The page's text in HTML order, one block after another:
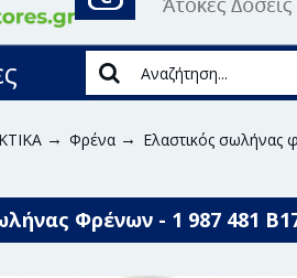
Φρένα Ελαστικός σωλήνας
Φρένων - 1 987 481